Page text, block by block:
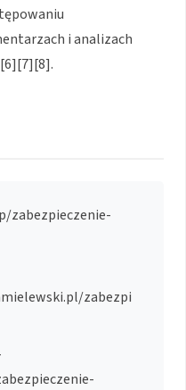
i analizach
zabezpieczenie-
zabezpi